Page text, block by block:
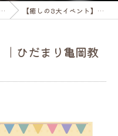
【癒しの3大イベント】｜ひだまり亀岡教室
｜ひだまり亀岡教